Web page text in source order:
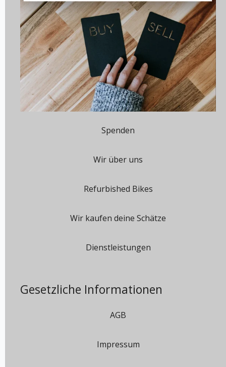
Spenden
Wir über uns
Refurbished Bikes
Wir kaufen deine Schätze
Dienstleistungen
Gesetzliche Informationen
AGB
Impressum